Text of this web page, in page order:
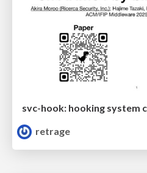
retrage